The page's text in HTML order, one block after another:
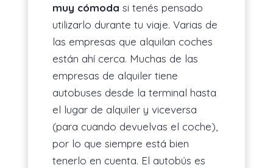
muy cómoda si tenés pensado
utilizarlo durante tu viaje. Varias de
las empresas que alquilan coches
están ahí cerca. Muchas de las
empresas de alquiler tiene
autobuses desde la terminal hasta
el lugar de alquiler y viceversa
(para cuando devuelvas el coche),
por lo que siempre está bien
tenerlo en cuenta. El autobús es